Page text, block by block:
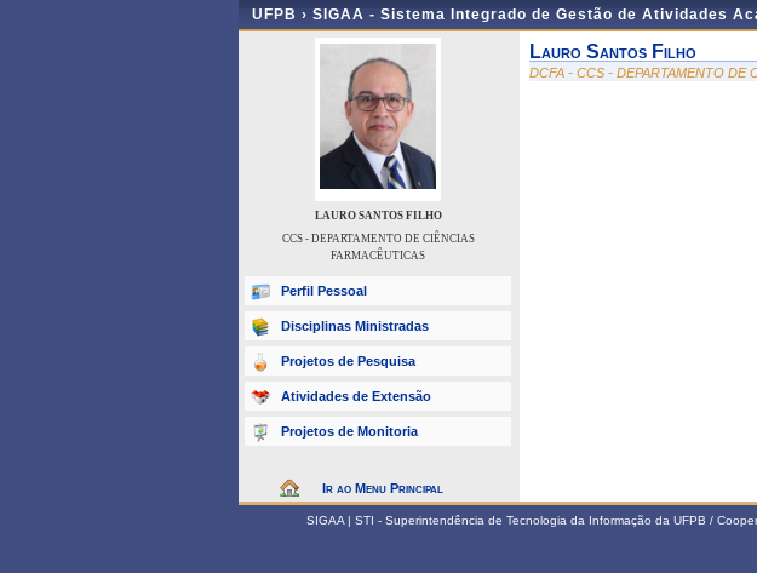
UFPB › SIGAA - Sistema Integrado de Gestão de Atividades
LAURO SANTOS FILHO
CCS - DEPARTAMENTO DE CIÊNCIAS
FARMACÊUTICAS
Perfil Pessoal
Disciplinas Ministradas
Projetos de Pesquisa
Atividades de Extensão
Projetos de Monitoria
Ir ao Menu Principal
Lauro Santos Filho
DCFA - CCS - DEPARTAMENTO DE
SIGAA | STI - Superintendência de Tecnologia da Informação da UFPB /